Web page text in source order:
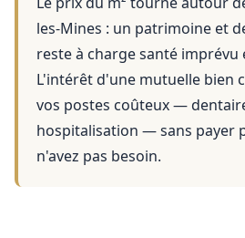
les-Mines : un patrimoine et
reste à charge santé imprévu
L'intérêt d'une mutuelle bien
vos postes coûteux —
hospitalisation — sans payer
n'avez pas besoin.